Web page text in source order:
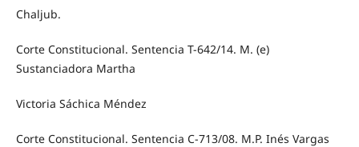
Chaljub.
Corte Constitucional. Sentencia T-642/14. M. (e)
Sustanciadora Martha
Victoria Sáchica Méndez
Corte Constitucional. Sentencia C-713/08. M.P. Inés Vargas